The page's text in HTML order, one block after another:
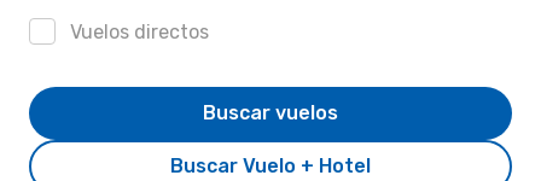
Vuelos directos
Buscar Vuelo + Hotel
Buscar vuelos